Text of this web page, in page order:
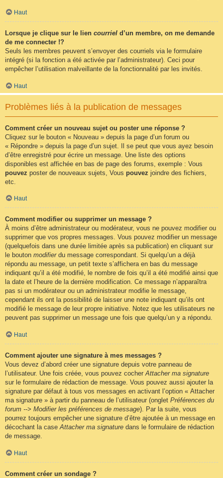
Haut
Lorsque je clique sur le lien courriel d’un membre, on me demande
de me connecter !?
Seuls les membres peuvent s’envoyer des courriels via le formulaire
intégré (si la fonction a été activée par l’administrateur). Ceci pour
empêcher l’utilisation malveillante de la fonctionnalité par les invités.
Haut
Problèmes liés à la publication de messages
Comment créer un nouveau sujet ou poster une réponse ?
Cliquez sur le bouton « Nouveau » depuis la page d’un forum ou
« Répondre » depuis la page d’un sujet. Il se peut que vous ayez besoin
d’être enregistré pour écrire un message. Une liste des options
disponibles est affichée en bas de page des forums, exemple : Vous
pouvez poster de nouveaux sujets, Vous pouvez joindre des fichiers,
etc.
Haut
Comment modifier ou supprimer un message ?
À moins d’être administrateur ou modérateur, vous ne pouvez modifier ou
supprimer que vos propres messages. Vous pouvez modifier un message
(quelquefois dans une durée limitée après sa publication) en cliquant sur
le bouton modifierdu message correspondant. Si quelqu’un a déjà
répondu au message, un petit texte s’affichera en bas du message
indiquant qu’il a été modifié, le nombre de fois qu’il a été modifié ainsi que
la date et l’heure de la dernière modification. Ce message n’apparaîtra
pas si un modérateur ou un administrateur modifie le message,
cependant ils ont la possibilité de laisser une note indiquant qu’ils ont
modifié le message de leur propre initiative. Notez que les utilisateurs ne
peuvent pas supprimer un message une fois que quelqu’un y a répondu.
Haut
Comment ajouter une signature à mes messages ?
Vous devez d’abord créer une signature depuis votre panneau de
l’utilisateur. Une fois créée, vous pouvez cocherAttacher ma signature
sur le formulaire de rédaction de message. Vous pouvez aussi ajouter la
signature par défaut à tous vos messages en activant l’option « Attacher
ma signature » à partir du panneau de l’utilisateur (onglet Préférences du
forum --> Modifier les préférences de message). Par la suite, vous
pourrez toujours empêcher une signature d’être ajoutée à un message en
décochant la caseAttacher ma signature dans le formulaire de rédaction
de message.
Haut
Comment créer un sondage ?